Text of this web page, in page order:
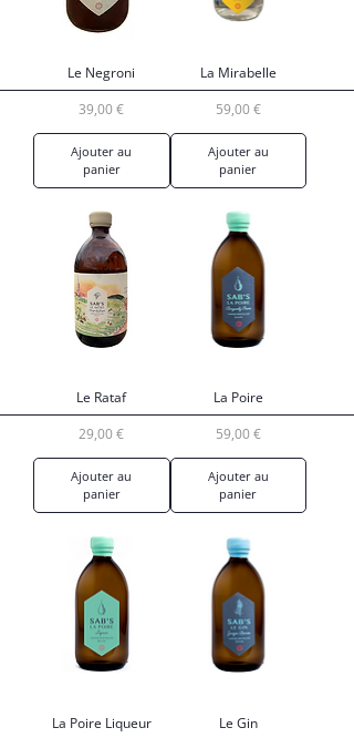
Le Negroni
Prix
39,00 €
Ajouter au
panier
La Mirabelle
Prix
59,00 €
Ajouter au
panier
Le Rataf
Prix
29,00 €
Ajouter au
panier
La Poire
Prix
59,00 €
Ajouter au
panier
La Poire Liqueur
Le Gin